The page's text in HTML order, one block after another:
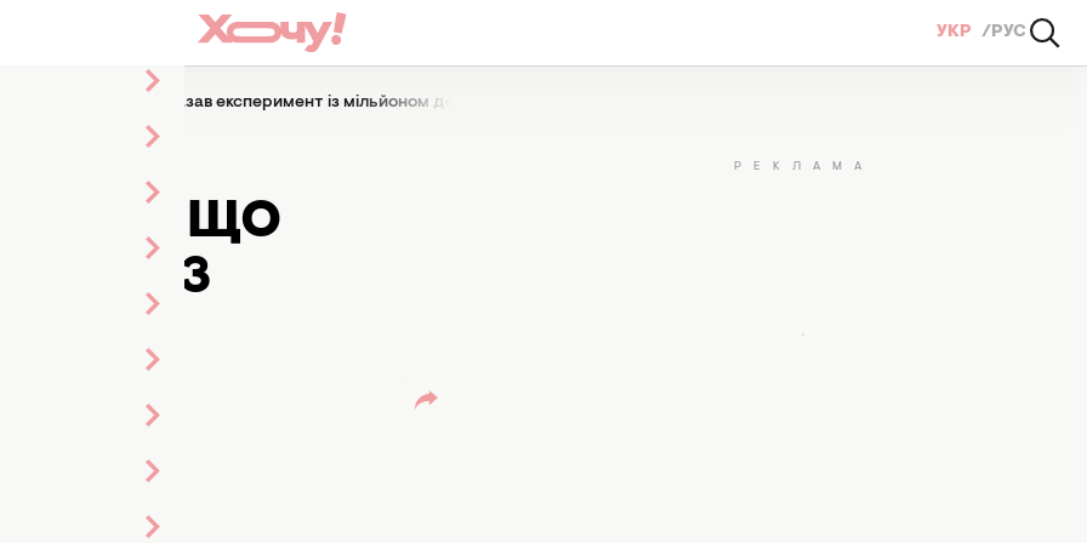
УКР РУС
радника: що показав експеримент із мільйоном доларів
ЯК
ЩО
ІЗ